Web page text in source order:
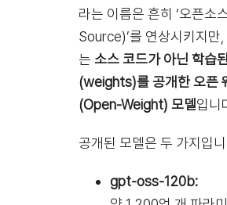
라는 이름은 흔히 ‘오픈소
Source)’를 연상시키지만
는 소스 코드가 아닌 학습
(weights)를 공개한 오픈
(Open-Weight) 모델입니
공개된 모델은 두 가지입
gpt-oss-120b: